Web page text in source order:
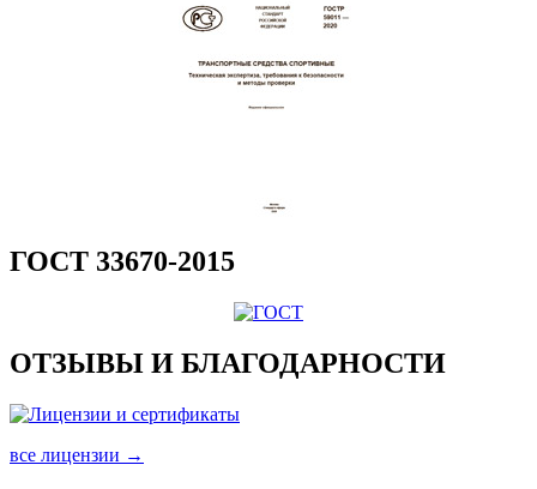
ГОСТ 33670-2015
ОТЗЫВЫ И БЛАГОДАРНОСТИ
все лицензии →